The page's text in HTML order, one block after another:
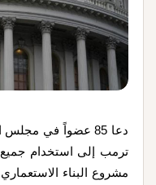
دعا 85 عضواً في
ترمب إلى استخدام جميع